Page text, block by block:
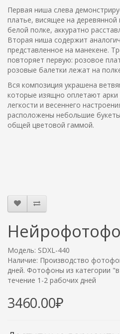
Первая ниша слева
платье, висящее на
белой полке, аккуратно
Вторая ниша содержит
представленное на манекене.
повторяет первую: розовое
розовые балетки лежат на
Вся композиция украшена
которые изящно оплетают арки
легкости и весеннего
расположены небольшие
общей цветовой гаммой.
Модель: SDXL-440
Наличие: Производство
дней. Фотофоны из категории
течение 1-2 рабочих дней
3460.00₽